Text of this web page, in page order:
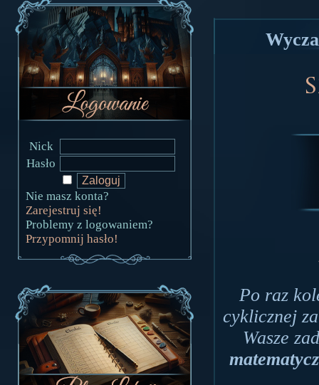
Nick
Hasło
Nie masz konta?
Zarejestruj się!
Problemy z logowaniem?
Przypomnij hasło!
Po raz
cyklicznej
Wasze